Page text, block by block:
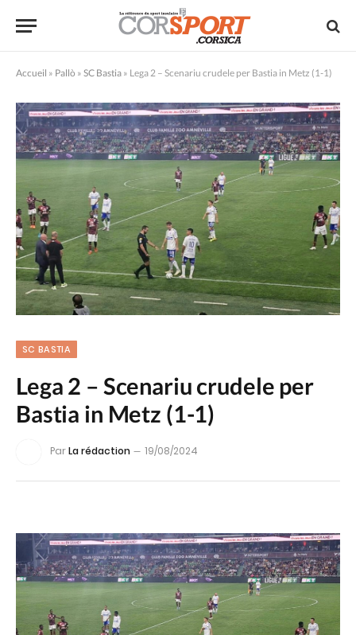
Accueil » Pallò » SC Bastia » Lega 2 – Scenariu crudele per Bastia in Metz (1-1)
SC BASTIA
Lega 2 – Scenariu crudele per
Bastia in Metz (1-1)
ParLa rédaction 19/08/2024